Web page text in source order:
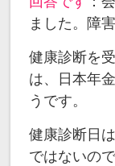
ました。障
健康診断を
は、日本年
うです。
健康診断日
ではないの